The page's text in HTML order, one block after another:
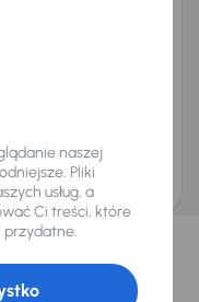
a.s., z siedzibą
i przetwarzać
i przetwarzaniadanych
Ciebie
z naszej oferty. Kupimy
każdego dnia.
naszej
Pliki
usług, a
Ci treści, które
przydatne.